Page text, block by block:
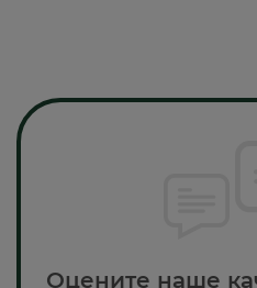
Оцените наше